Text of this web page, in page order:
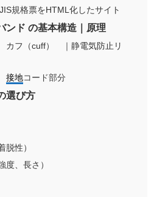
規格票をHTML化したサイト
ンド の基本構造｜原理
カフ（cuff） ｜静電気防止リ
接地コード部分
選び方
性）
、長さ）